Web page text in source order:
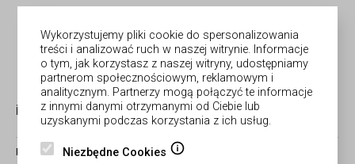
© Forges | wykonanie Netergo
informacje obsługa zamówień
Wykorzystujemy pliki cookie do spersonalizowania
treści i analizować ruch w naszej witrynie. Informacje
o tym, jak korzystasz z naszej witryny, udostępniamy
partnerom społecznościowym, reklamowym i
analitycznym. Partnerzy mogą połączyć te informacje
z innymi danymi otrzymanymi od Ciebie lub
uzyskanymi podczas korzystania z ich usług.
Niezbędne Cookies